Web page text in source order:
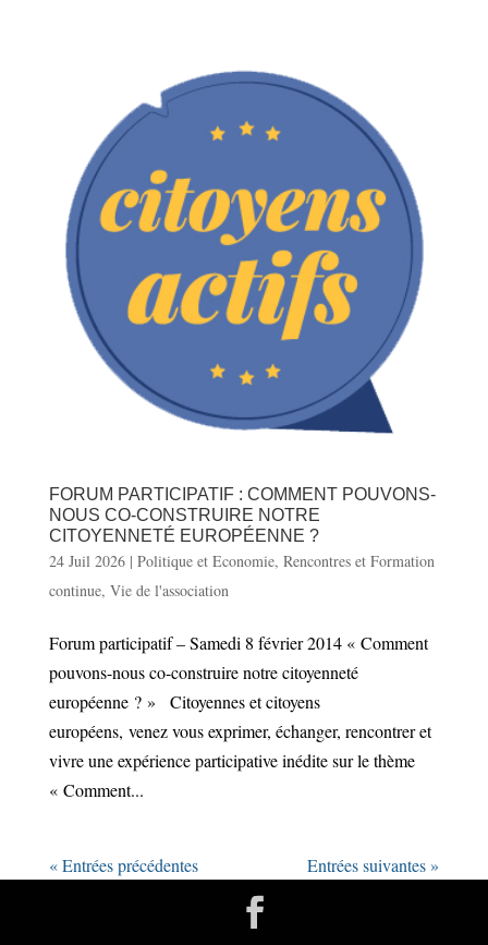
FORUM PARTICIPATIF : COMMENT POUVONS-
NOUS CO-CONSTRUIRE NOTRE
CITOYENNETÉ EUROPÉENNE ?
24 Juil 2026| Politique et Economie, Rencontres et Formation
continue, Vie de l'association
Forum participatif – Samedi 8 février 2014 « Comment
pouvons-nous co-construire notre citoyenneté
européenne ? » Citoyennes et citoyens
européens, venez vous exprimer, échanger, rencontrer et
vivre une expérience participative inédite sur le thème
« Comment...
« Entrées précédentes Entrées suivantes »